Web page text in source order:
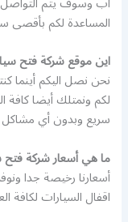
المساعدة لكم بأقصى
اين موقع شركة فتح
نحن نصل اليكم أينما
لكم ونمتلك أيضا كافة
سريع وبدون أي مشاكل
ما هي أسعار شركة
أسعارنا رخيصة جدا
اقفال السيارات